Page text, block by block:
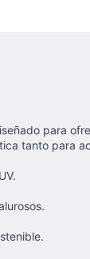
para
tanto para